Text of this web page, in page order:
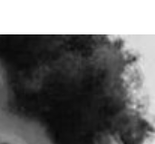
因此一直被视为
题曾是任命过程
术基金会的收入
罗兰·拉德
，摩根在接受这